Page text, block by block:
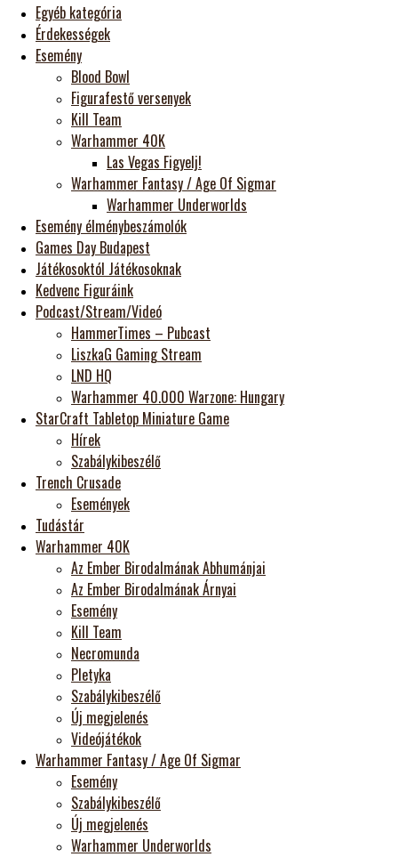
Egyéb kategória
Érdekességek
Esemény
Blood Bowl
Figurafestő versenyek
Kill Team
Warhammer 40K
Las Vegas Figyelj!
Warhammer Fantasy / Age Of Sigmar
Warhammer Underworlds
Esemény élménybeszámolók
Games Day Budapest
Játékosoktól Játékosoknak
Kedvenc Figuráink
Podcast/Stream/Videó
HammerTimes – Pubcast
LiszkaG Gaming Stream
LND HQ
Warhammer 40.000 Warzone: Hungary
StarCraft Tabletop Miniature Game
Hírek
Szabálykibeszélő
Trench Crusade
Események
Tudástár
Warhammer 40K
Az Ember Birodalmának Abhumánjai
Az Ember Birodalmának Árnyai
Esemény
Kill Team
Necromunda
Pletyka
Szabálykibeszélő
Új megjelenés
Videójátékok
Warhammer Fantasy / Age Of Sigmar
Esemény
Szabálykibeszélő
Új megjelenés
Warhammer Underworlds